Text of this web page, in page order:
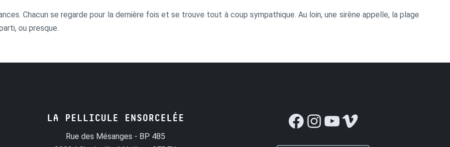
Chacun se regarde pour la dernière fois et se trouve tout à coup sympathique. Au loin, une sirène appelle, la plage
ou presque.
LA PELLICULE ENSORCELÉE
Rue des Mésanges - BP 485
Facebook
Instagram
YouTube
Vimeo